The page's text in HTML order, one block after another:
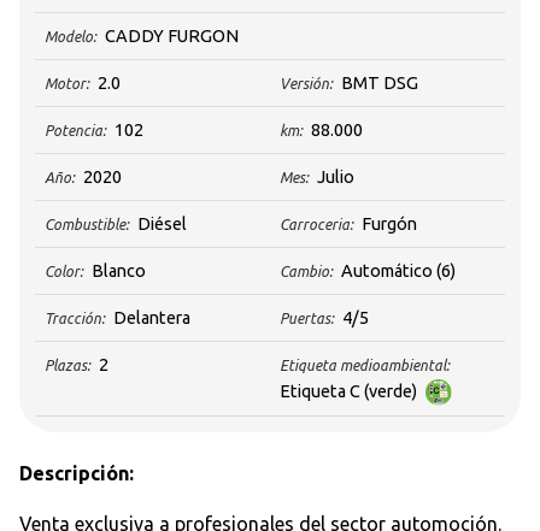
Modelo: CADDY FURGON
Motor: 2.0 Versión: BMT DSG
Potencia: 102 km: 88.000
Año: 2020 Mes: Julio
Combustible: Diésel Carroceria: Furgón
Color: Blanco Cambio: Automático (6)
Tracción: Delantera Puertas: 4/5
Plazas: 2 Etiqueta medioambiental:
Etiqueta C (verde)
Descripción:
Venta exclusiva a profesionales del sector automoción.